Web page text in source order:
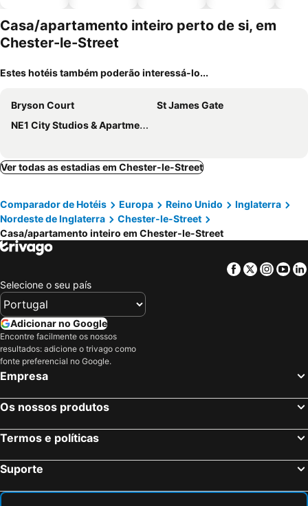
Casa/apartamento inteiro perto de si, em
Chester-le-Street
Estes hotéis também poderão interessá-lo...
Bryson Court
St James Gate
NE1 City Studios & Apartments
Ver todas as estadias em Chester-le-Street
Comparador de Hotéis Europa Reino Unido
Inglaterra
Nordeste de Inglaterra
Chester-le-Street
Casa/apartamento inteiro em Chester-le-Street
Facebook
Twitter
Selecione o seu país
Adicionar no Google
Encontre facilmente os nossos
resultados: adicione o trivago como
fonte preferencial no Google.
Empresa
Os nossos produtos
Termos e políticas
Suporte